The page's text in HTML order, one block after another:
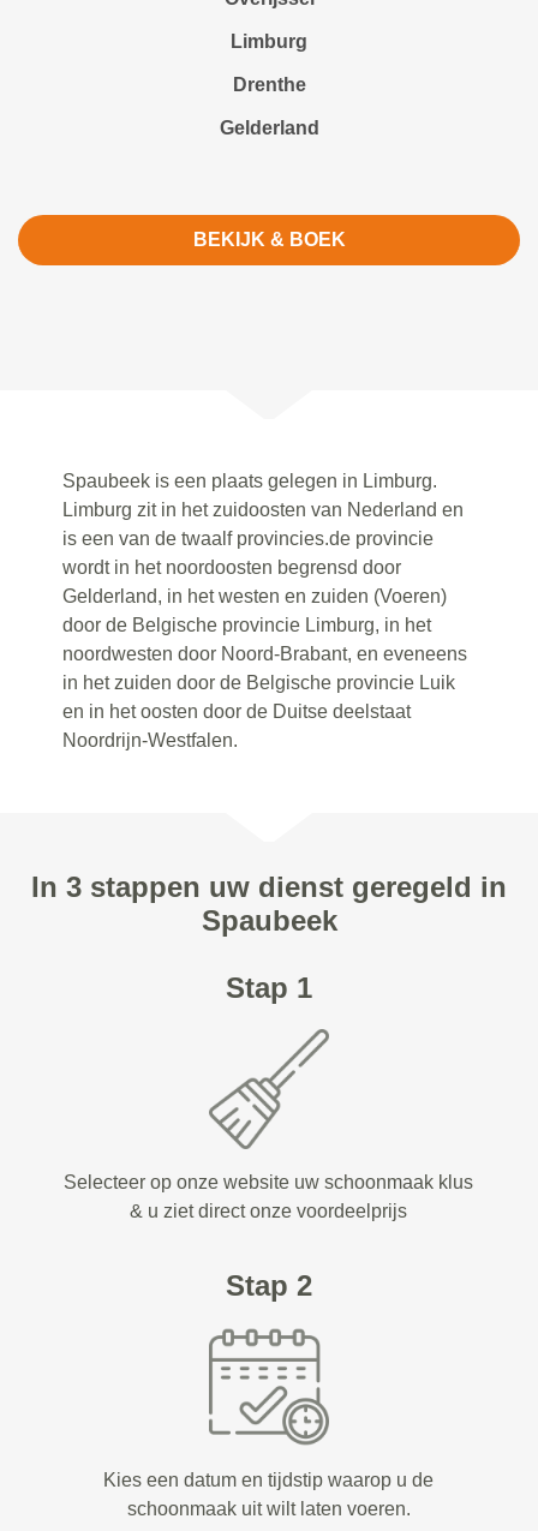
Limburg
Drenthe
Gelderland
BEKIJK & BOEK
Spaubeek is een plaats gelegen in Limburg.
Limburg zit in het zuidoosten van Nederland en
is een van de twaalf provincies.de provincie
wordt in het noordoosten begrensd door
Gelderland, in het westen en zuiden (Voeren)
door de Belgische provincie Limburg, in het
noordwesten door Noord-Brabant, en eveneens
in het zuiden door de Belgische provincie Luik
en in het oosten door de Duitse deelstaat
Noordrijn-Westfalen.
In 3 stappen uw dienst geregeld in
Spaubeek
Stap 1
Selecteer op onze website uw schoonmaak klus
& u ziet direct onze voordeelprijs
Stap 2
Kies een datum en tijdstip waarop u de
schoonmaak uit wilt laten voeren.